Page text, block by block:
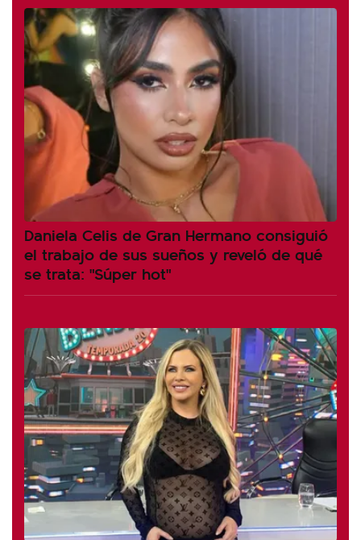
Daniela Celis de Gran Hermano consiguió
el trabajo de sus sueños y reveló de qué
se trata: "Súper hot"